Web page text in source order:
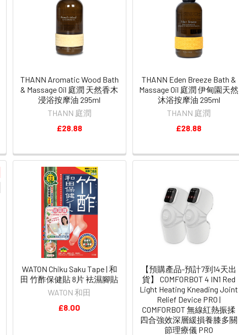
THANN Aromatic Wood Bath
& Massage Oil 庭潤 天然香木
浸浴按摩油 295ml
THANN 庭潤
£28.88
THANN Eden Breeze Bath &
Massage Oil 庭潤 伊甸園天然
沐浴按摩油 295ml
THANN 庭潤
£28.88
WATON Chiku Saku Tape | 和
田 竹酢保健貼 8片 袪濕腳貼
WATON 和田
£8.00
【預購產品-預計7到14天出
貨】 COMFORBOT 4 IN1 Red
Light Heating Kneading Joint
Relief Device PRO |
COMFORBOT 無線紅熱振揉
四合強效深層緩損養膝多關
節理療儀 PRO